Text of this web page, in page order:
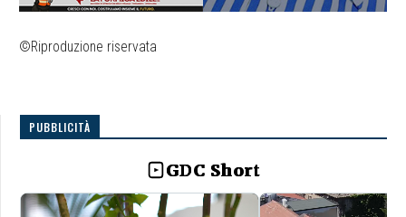
©Riproduzione riservata
PUBBLICITÀ
GDC Short